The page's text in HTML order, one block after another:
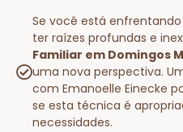
Se você está
ter raízes profundas e
Familiar em Domingos
uma nova perspectiva.
com Emanoelle Einecke
se esta técnica é
necessidades.